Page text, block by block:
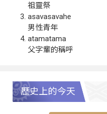
祖靈祭
asavasavahe
男性青年
atamatama
父字輩的稱呼
歷史上的今天